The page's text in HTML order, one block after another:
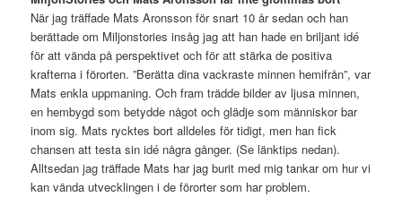
När jag träffade Mats Aronsson för snart 10 år sedan och han
berättade om Miljonstories insåg jag att han hade en briljant idé
för att vända på perspektivet och för att stärka de positiva
krafterna i förorten. ”Berätta dina vackraste minnen hemifrån”, var
Mats enkla uppmaning. Och fram trädde bilder av ljusa minnen,
en hembygd som betydde något och glädje som människor bar
inom sig. Mats rycktes bort alldeles för tidigt, men han fick
chansen att testa sin idé några gånger. (Se länktips nedan).
Alltsedan jag träffade Mats har jag burit med mig tankar om hur vi
kan vända utvecklingen i de förorter som har problem.